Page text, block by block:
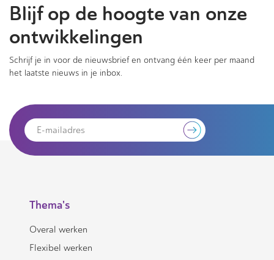
Blijf op de hoogte van onze
ontwikkelingen
Schrijf je in voor de nieuwsbrief en ontvang één keer per maand
het laatste nieuws in je inbox.
Thema's
Overal werken
Flexibel werken